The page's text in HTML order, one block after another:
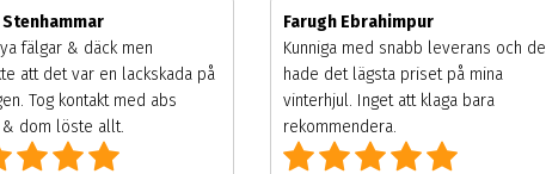
Stenhammar
fälgar & däck men
att det var en lackskada på
Tog kontakt med abs
dom löste allt.
Farugh Ebrahimpur
Kunniga med snabb leverans och de
hade det lägsta priset på mina
vinterhjul. Inget att klaga bara
rekommendera.